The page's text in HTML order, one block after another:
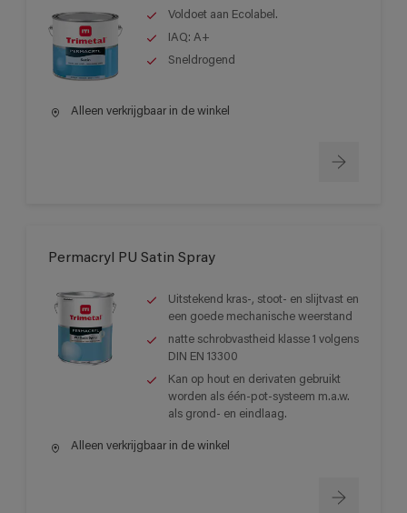
Voldoet aan Ecolabel.
IAQ: A+
Sneldrogend
Alleen verkrijgbaar in de winkel
Permacryl PU Satin Spray
Uitstekend kras-, stoot- en slijtvast en
een goede mechanische weerstand
natte schrobvastheid klasse 1 volgens
DIN EN 13300
Kan op hout en derivaten gebruikt
worden als één-pot-systeem m.a.w.
als grond- en eindlaag.
Alleen verkrijgbaar in de winkel